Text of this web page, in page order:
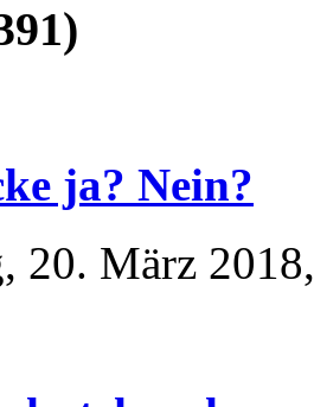
ja? Nein?
20. März